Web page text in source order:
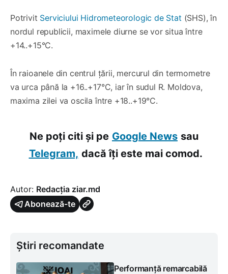
Potrivit Serviciului Hidrometeorologic de Stat (SHS), în
nordul republicii, maximele diurne se vor situa între
+14..+15°C.
În raioanele din centrul țării, mercurul din termometre
va urca până la +16..+17°C, iar în sudul R. Moldova,
maxima zilei va oscila între +18..+19°C.
Ne poți citi și pe Google News sau
Telegram, dacă îți este mai comod.
Autor: Redacția ziar.md
Abonează-te
Știri recomandate
Performanță remarcabilă